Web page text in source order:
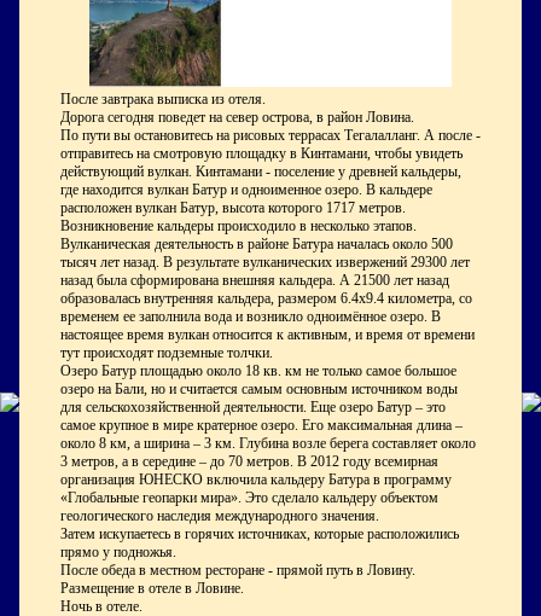
После завтрака выписка из отеля.
Дорога сегодня поведет на север острова, в район Ловина.
По пути вы остановитесь на рисовых террасах Тегалалланг. А после -
отправитесь на смотровую площадку в Кинтамани, чтобы увидеть
действующий вулкан. Кинтамани - поселение у древней кальдеры,
где находится вулкан Батур и одноименное озеро. В кальдере
расположен вулкан Батур, высота которого 1717 метров.
Возникновение кальдеры происходило в несколько этапов.
Вулканическая деятельность в районе Батура началась около 500
тысяч лет назад. В результате вулканических извержений 29300 лет
назад была сформирована внешняя кальдера. А 21500 лет назад
образовалась внутренняя кальдера, размером 6.4x9.4 километра, со
временем ее заполнила вода и возникло одноимённое озеро. В
настоящее время вулкан относится к активным, и время от времени
тут происходят подземные толчки.
Озеро Батур площадью около 18 кв. км не только самое большое
озеро на Бали, но и считается самым основным источником воды
для сельскохозяйственной деятельности. Еще озеро Батур – это
самое крупное в мире кратерное озеро. Его максимальная длина –
около 8 км, а ширина – 3 км. Глубина возле берега составляет около
3 метров, а в середине – до 70 метров. В 2012 году всемирная
организация ЮНЕСКО включила кальдеру Батура в программу
«Глобальные геопарки мира». Это сделало кальдеру объектом
геологического наследия международного значения.
Затем искупаетесь в горячих источниках, которые расположились
прямо у подножья.
После обеда в местном ресторане - прямой путь в Ловину.
Размещение в отеле в Ловине.
Ночь в отеле.